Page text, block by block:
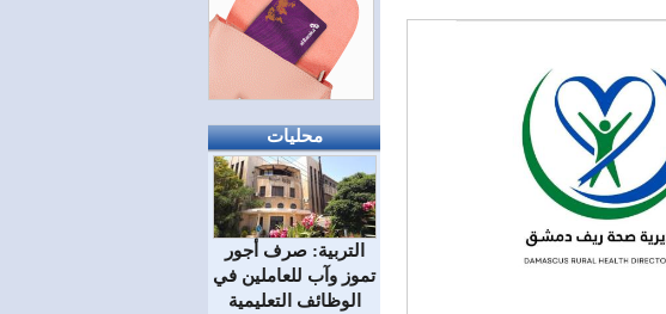
محليات
التربية: صرف أجور
تموز وآب للعاملين في
الوظائف ‏التعليمية